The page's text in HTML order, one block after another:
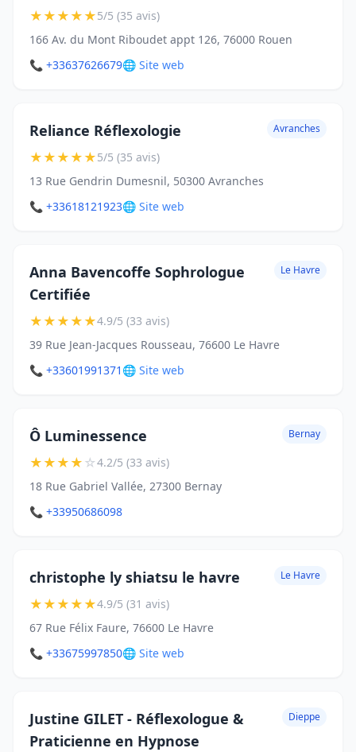
★★★★★5/5 (35 avis)
166 Av. du Mont Riboudet appt 126, 76000 Rouen
📞 +33637626679🌐 Site web
Reliance Réflexologie Avranches
★★★★★5/5 (35 avis)
13 Rue Gendrin Dumesnil, 50300 Avranches
📞 +33618121923🌐 Site web
Anna Bavencoffe Sophrologue
Certifiée
Le Havre
★★★★★4.9/5 (33 avis)
39 Rue Jean-Jacques Rousseau, 76600 Le Havre
📞 +33601991371 🌐 Site web
Ô Luminessence Bernay
★★★★☆4.2/5 (33 avis)
18 Rue Gabriel Vallée, 27300 Bernay
📞 +33950686098
christophe ly shiatsu le havre Le Havre
★★★★★4.9/5 (31 avis)
67 Rue Félix Faure, 76600 Le Havre
📞 +33675997850🌐 Site web
Justine GILET - Réflexologue &
Praticienne en Hypnose
Dieppe